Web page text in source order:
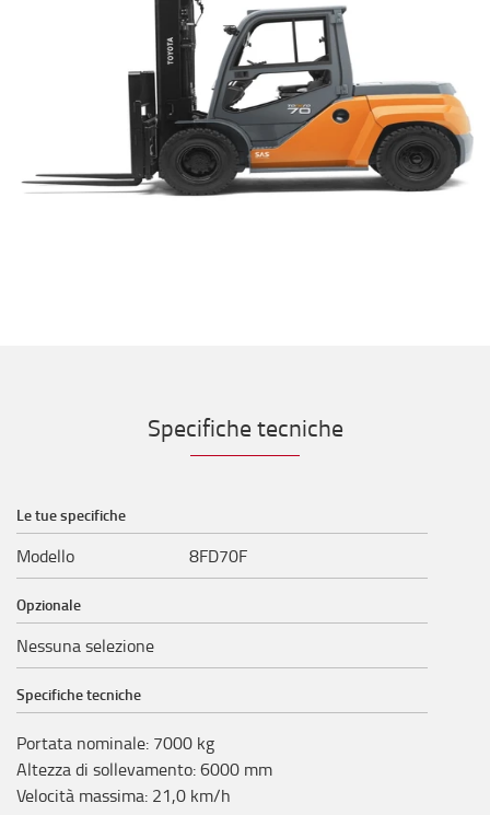
Specifiche tecniche
Le tue specifiche
Modello 8FD70F
Opzionale
Nessuna selezione
Specifiche tecniche
Portata nominale: 7000 kg
Altezza di sollevamento:6000 mm
Velocità massima: 21,0 km/h